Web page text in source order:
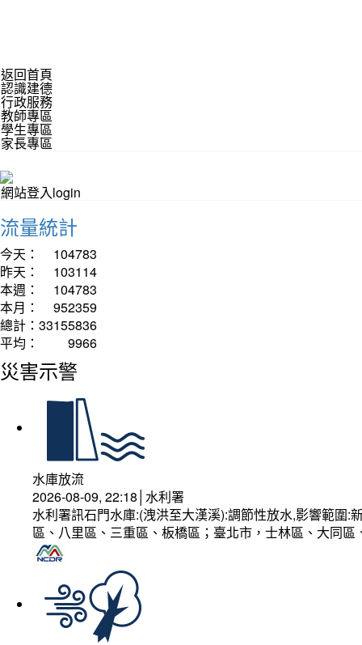
返回首頁
認識建德
行政服務
教師專區
學生專區
家長專區
網站登入login
流量統計
今天：
104783
昨天：
103114
本週：
104783
本月：
952359
總計： 33155836
平均：
9966
災害示警
水庫放流
2026-08-09, 22:18│水利署
水利署訊石門水庫:(洩洪至大漢溪):調節性放水,影響範圍
區、八里區、三重區、板橋區；臺北市，士林區、大同